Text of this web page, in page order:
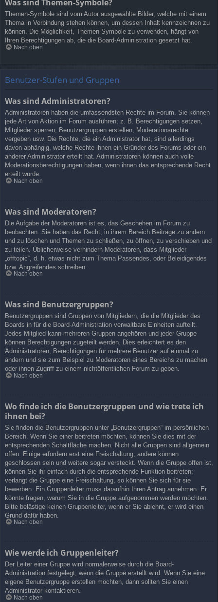
Was sind Themen-Symbole?
Themen-Symbole sind vom Autor ausgewählte Bilder, welche mit einem
Thema in Verbindung stehen können, um dessen Inhalt kennzeichnen zu
können. Die Möglichkeit, Themen-Symbole zu verwenden, hängt von
Ihren Berechtigungen ab, die die Board-Administration gesetzt hat.
Nach oben
Benutzer-Stufen und Gruppen
Was sind Administratoren?
Administratoren haben die umfassendsten Rechte im Forum. Sie können
jede Art von Aktion im Forum ausführen; z. B. Berechtigungen setzen,
Mitglieder sperren, Benutzergruppen erstellen, Moderationsrechte
vergeben usw. Die Rechte, die ein Administrator hat, sind allerdings
davon abhängig, welche Rechte ihnen ein Gründer des Forums oder ein
anderer Administrator erteilt hat. Administratoren können auch volle
Moderationsberechtigungen haben, wenn ihnen das entsprechende Recht
erteilt wurde.
Nach oben
Was sind Moderatoren?
Die Aufgabe der Moderatoren ist es, das Geschehen im Forum zu
beobachten. Sie haben das Recht, in ihrem Bereich Beiträge zu ändern
und zu löschen und Themen zu schließen, zu öffnen, zu verschieben und
zu teilen. Üblicherweise verhindern Moderatoren, dass Mitglieder
„offtopic“, d. h. etwas nicht zum Thema Passendes, oder Beleidigendes
bzw. Angreifendes schreiben.
Nach oben
Was sind Benutzergruppen?
Benutzergruppen sind Gruppen von Mitgliedern, die die Mitglieder des
Boards in für die Board-Administration verwaltbare Einheiten aufteilt.
Jedes Mitglied kann mehreren Gruppen angehören und jeder Gruppe
können Berechtigungen zugeteilt werden. Dies erleichtert es den
Administratoren, Berechtigungen für mehrere Benutzer auf einmal zu
ändern und sie zum Beispiel zu Moderatoren eines Bereichs zu machen
oder ihnen Zugriff zu einem nichtöffentlichen Forum zu geben.
Nach oben
Wo finde ich die Benutzergruppen und wie trete ich
ihnen bei?
Sie finden die Benutzergruppen unter „Benutzergruppen“ im persönlichen
Bereich. Wenn Sie einer beitreten möchten, können Sie dies mit der
entsprechenden Schaltfläche machen. Nicht alle Gruppen sind allgemein
offen. Einige erfordern erst eine Freischaltung, andere können
geschlossen sein und weitere sogar versteckt. Wenn die Gruppe offen ist,
können Sie ihr einfach durch die entsprechende Funktion beitreten;
verlangt die Gruppe eine Freischaltung, so können Sie sich für sie
bewerben. Ein Gruppenleiter muss daraufhin Ihren Antrag annehmen. Er
könnte fragen, warum Sie in die Gruppe aufgenommen werden möchten.
Bitte belästige keinen Gruppenleiter, wenn er Sie ablehnt, er wird einen
Grund dafür haben.
Nach oben
Wie werde ich Gruppenleiter?
Der Leiter einer Gruppe wird normalerweise durch die Board-
Administration festgelegt, wenn die Gruppe erstellt wird. Wenn Sie eine
eigene Benutzergruppe erstellen möchten, dann sollten Sie einen
Administrator kontaktieren.
Nach oben